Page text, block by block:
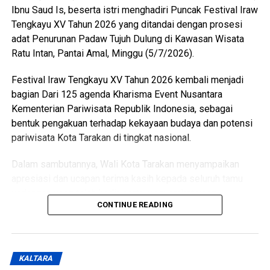
Messenger 0 Twitter/X 0
Ibnu Saud Is, beserta istri menghadiri Puncak Festival Iraw
Tengkayu XV Tahun 2026 yang ditandai dengan prosesi
adat Penurunan Padaw Tujuh Dulung di Kawasan Wisata
Ratu Intan, Pantai Amal, Minggu (5/7/2026).
Festival Iraw Tengkayu XV Tahun 2026 kembali menjadi
bagian Dari 125 agenda Kharisma Event Nusantara
Kementerian Pariwisata Republik Indonesia, sebagai
bentuk pengakuan terhadap kekayaan budaya dan potensi
pariwisata Kota Tarakan di tingkat nasional.
Dalam sambutannya, Wali Kota Tarakan menyampaikan
undangan yang telah hadir serta masyarakat yang
memadati lokasi acara dengan penuh antusias untuk
kebijakan efisiensi anggaran, pelaksanaan Festival Iraw
CONTINUE READING
KALTARA